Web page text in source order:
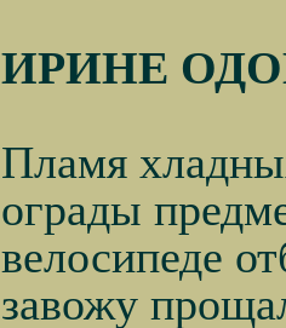
ИРИНЕ
Пламя
ограды
велосипеде
завожу